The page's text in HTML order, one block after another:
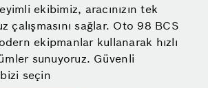
ekibimiz, aracınızın tek
çalışmasını sağlar. Oto 98 BCS
ekipmanlar kullanarak hızlı
sunuyoruz. Güvenli
seçin